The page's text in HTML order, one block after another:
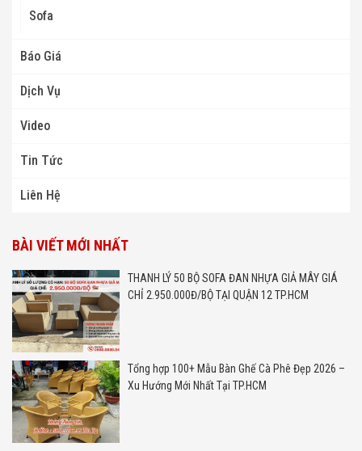
Sofa
Báo Giá
Dịch Vụ
Video
Tin Tức
Liên Hệ
BÀI VIẾT MỚI NHẤT
THANH LÝ 50 BỘ SOFA ĐAN NHỰA GIẢ MÂY GIÁ
CHỈ 2.950.000Đ/BỘ TẠI QUẬN 12 TP.HCM
Tổng hợp 100+ Mẫu Bàn Ghế Cà Phê Đẹp 2026 –
Xu Hướng Mới Nhất Tại TP.HCM